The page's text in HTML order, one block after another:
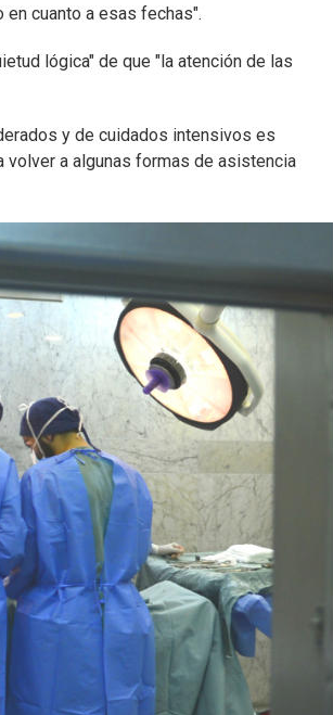
cuanto a esas fechas".
lógica" de que "la atención de las
y de cuidados intensivos es
volver a algunas formas de asistencia